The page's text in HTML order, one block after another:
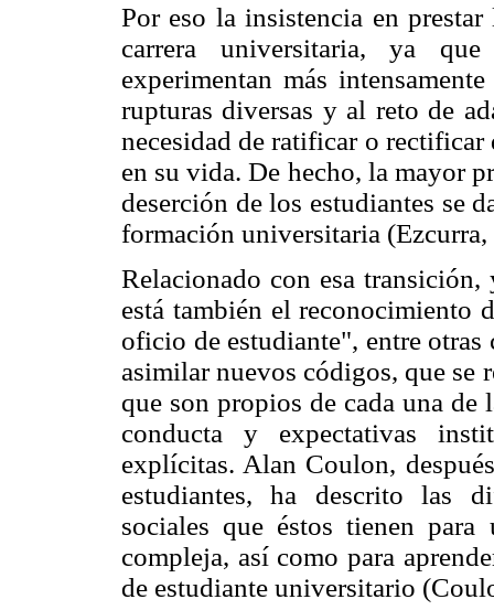
Por eso la insistencia en
carrera universitaria, ya
experimentan más
rupturas diversas y al reto de
necesidad de ratificar o rectificar
en su vida. De hecho, la mayor
deserción de los estudiantes se
formación universitaria
Relacionado con esa
está también el reconocimiento
oficio de estudiante", entre otras
asimilar nuevos códigos, que se
que son propios de cada una de
conducta y expectativas
explícitas. Alan Coulon,
estudiantes, ha descrito las
sociales que éstos tienen
compleja, así como para
de estudiante universitario